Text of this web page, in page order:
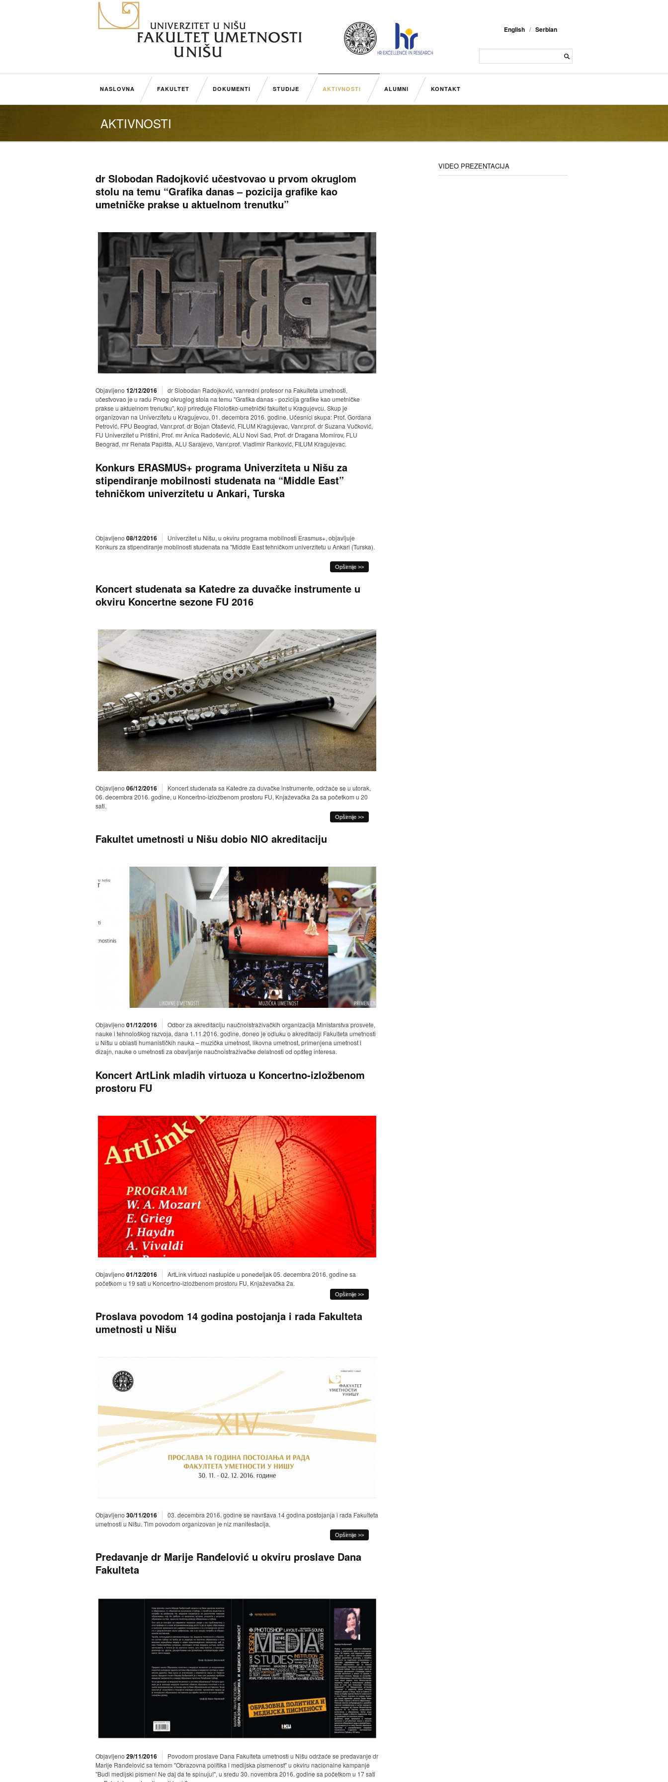
English / Serbian
NASLOVNA FAKULTET DOKUMENTI STUDIJE AKTIVNOSTI ALUMNI KONTAKT
AKTIVNOSTI
dr Slobodan Radojković učestvovao u prvom okruglom
stolu na temu “Grafika danas – pozicija grafike kao
umetničke prakse u aktuelnom trenutku”
Objavljeno 12/12/2016
dr Slobodan Radojković, vanredni profesor na Fakulteta umetnosti,
učestvovao je u radu Prvog okruglog stola na temu "Grafika danas - pozicija grafike kao umetničke
prakse u aktuelnom trenutku", koji priređuje Filološko-umetnički fakultet u Kragujevcu. Skup je
organizovan na Univerzitetu u Kragujevcu, 01. decembra 2016. godine. Učesnici skupa: Prof. Gordana
Petrović, FPU Beograd, Vanr.prof. dr Bojan Otašević, FILUM Kragujevac, Vanr.prof. dr Suzana Vučković,
FU Univerzitet u Prištini, Prof. mr Anica Radošević, ALU Novi Sad, Prof. dr Dragana Momirov, FLU
Beograd, mr Renata Papišta, ALU Sarajevo, Vanr.prof. Vladimir Ranković, FILUM Kragujevac.
Konkurs ERASMUS+ programa Univerziteta u Nišu za
stipendiranje mobilnosti studenata na “Middle East”
tehničkom univerzitetu u Ankari, Turska
Objavljeno 08/12/2016
Univerzitet u Nišu, u okviru programa mobilnosti Erasmus+, objavljuje
Konkurs za stipendiranje mobilnosti studenata na "Middle East tehničkom univerzitetu u Ankari (Turska).
Opširnije >>
Koncert studenata sa Katedre za duvačke instrumente u
okviru Koncertne sezone FU 2016
Objavljeno 06/12/2016
Koncert studenata sa Katedre za duvačke instrumente, održaće se u utorak,
06. decembra 2016. godine, u Koncertno-izložbenom prostoru FU, Knjaževačka 2a sa početkom u 20
sati.
Opširnije >>
Fakultet umetnosti u Nišu dobio NIO akreditaciju
Objavljeno 01/12/2016
Odbor za akreditaciju naučnoistraživačkih organizacija Ministarstva prosvete,
nauke i tehnološkog razvoja, dana 1.11.2016. godine, doneo je odluku o akreditaciji Fakulteta umetnosti
u Nišu u oblasti humanističkih nauka – muzička umetnost, likovna umetnost, primenjena umetnost i
dizajn, nauke o umetnosti za obavljanje naučnoistraživačke delatnosti od opšteg interesa.
Koncert ArtLink mladih virtuoza u Koncertno-izložbenom
prostoru FU
Objavljeno 01/12/2016
ArtLink virtuozi nastupiće u ponedeljak 05. decembra 2016. godine sa
početkom u 19 sati u Koncertno-izložbenom prostoru FU, Knjaževačka 2a.
Opširnije >>
Proslava povodom 14 godina postojanja i rada Fakulteta
umetnosti u Nišu
Objavljeno 30/11/2016
03. decembra 2016. godine se navršava 14 godina postojanja i rada Fakulteta
umetnosti u Nišu. Tim povodom organizovan je niz manifestacija.
Opširnije >>
Predavanje dr Marije Ranđelović u okviru proslave Dana
Fakulteta
Objavljeno 29/11/2016
Povodom proslave Dana Fakulteta umetnosti u Nišu održaće se predavanje dr
Marije Ranđelović sa temom "Obrazovna politika i medijska pismenost" u okviru nacionalne kampanje
"Budi medijski pismen! Ne daj da te spinuju!", u sredu 30. novembra 2016. godine sa početkom u 17 sati
VIDEO PREZENTACIJA